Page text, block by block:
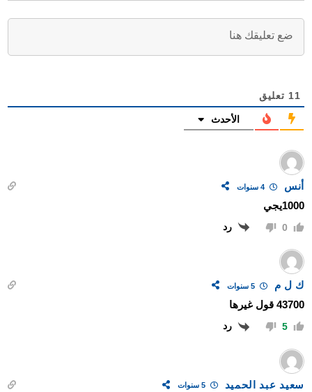
11 تعليق
الأحدث
أنس 4 سنوات
1000يجي
0 رد
ك ل م 5 سنوات
43700 قول غيرها
5 رد
سعيد عبد الحميد 5 سنوات